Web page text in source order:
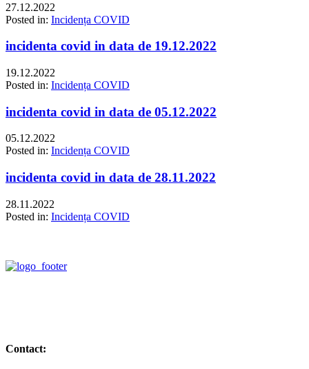
27.12.2022
Posted in: Incidența COVID
incidenta covid in data de 19.12.2022
19.12.2022
Posted in: Incidența COVID
incidenta covid in data de 05.12.2022
05.12.2022
Posted in: Incidența COVID
incidenta covid in data de 28.11.2022
28.11.2022
Posted in: Incidența COVID
Contact: